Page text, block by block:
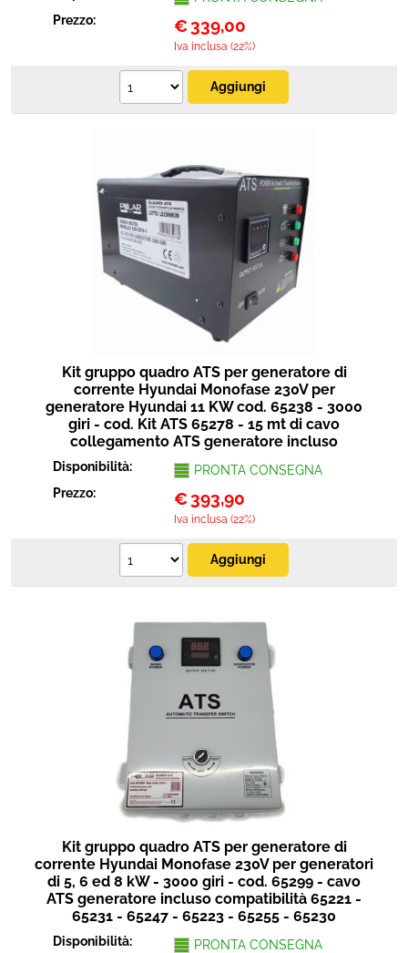
Prezzo:
€ 339,00
Iva inclusa (22%)
Kit gruppo quadro ATS per generatore di
corrente Hyundai Monofase 230V per
generatore Hyundai 11 KW cod. 65238 - 3000
giri - cod. Kit ATS 65278 - 15 mt di cavo
collegamento ATS generatore incluso
Disponibilità:
PRONTA CONSEGNA
Prezzo:
€ 393,90
Iva inclusa (22%)
Kit gruppo quadro ATS per generatore di
corrente Hyundai Monofase 230V per generatori
di 5, 6 ed 8 kW - 3000 giri - cod. 65299 - cavo
ATS generatore incluso compatibilità 65221 -
65231 - 65247 - 65223 - 65255 - 65230
Disponibilità: PRONTA CONSEGNA